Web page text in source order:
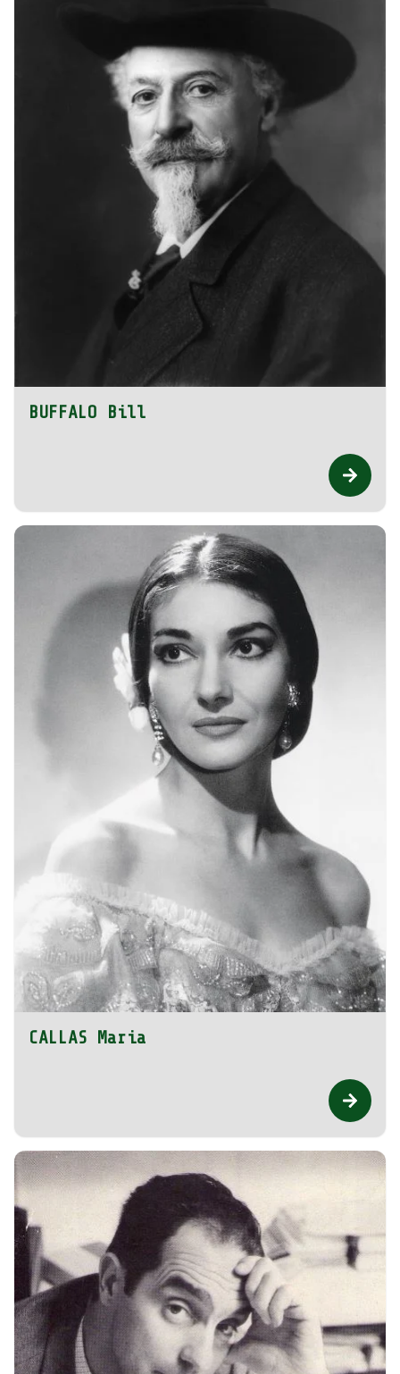
BUFFALO Bill
CALLAS Maria